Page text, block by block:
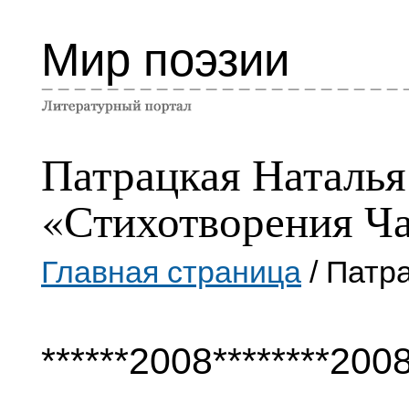
Мир поэзии
Патрацкая Наталья
«Стихотворения
Главная страница /